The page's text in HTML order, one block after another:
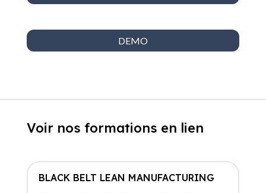
DEMO
Voir nos formations en lien
BLACK BELT LEAN MANUFACTURING